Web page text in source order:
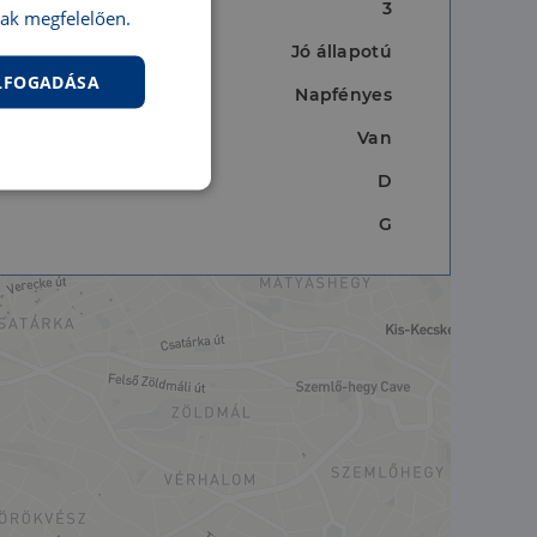
3
Jó állapotú
Napfényes
Van
D
G
megfelelően.
és a